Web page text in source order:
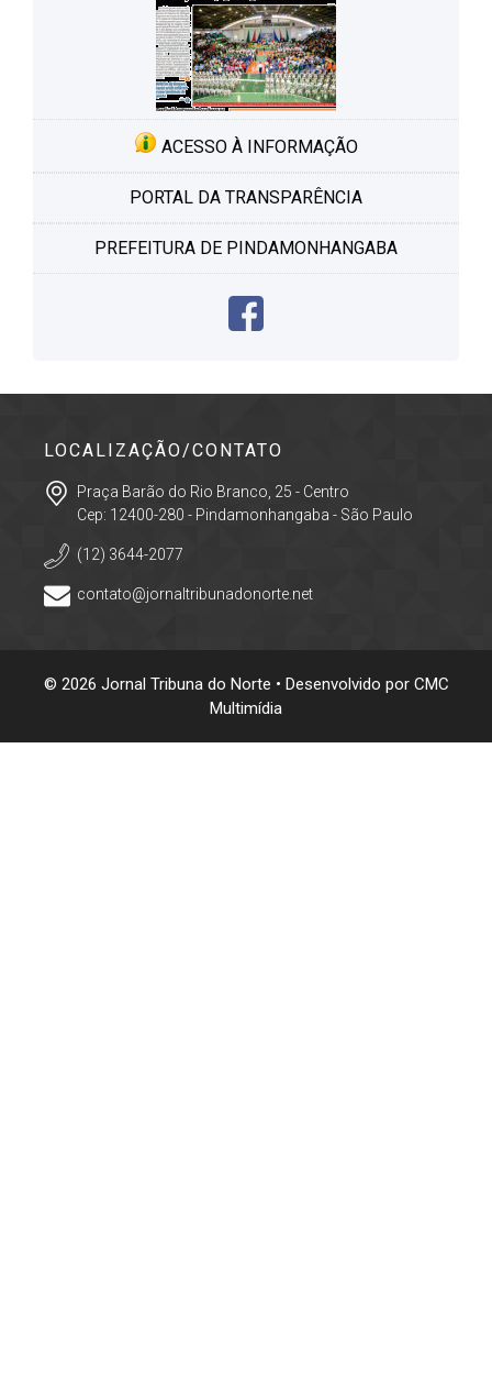
ACESSO À INFORMAÇÃO
PORTAL DA TRANSPARÊNCIA
PREFEITURA DE PINDAMONHANGABA
LOCALIZAÇÃO/CONTATO
Praça Barão do Rio Branco, 25 - Centro
Cep: 12400-280 - Pindamonhangaba - São Paulo
(12) 3644-2077
contato@jornaltribunadonorte.net
© 2026 Jornal Tribuna do Norte • Desenvolvido por CMC
Multimídia